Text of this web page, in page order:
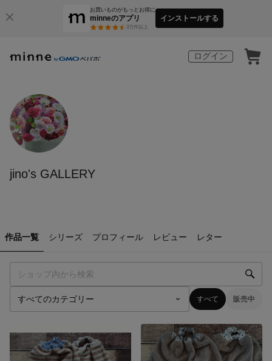
お買いものがもっとお得に
minneのアプリ
3万件以上
インストールする
ログイン
jino's GALLERY
作品一覧 シリーズ プロフィール レビュー レター
すべて 販売中